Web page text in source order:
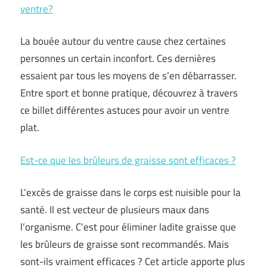
ventre?
La bouée autour du ventre cause chez certaines
personnes un certain inconfort. Ces dernières
essaient par tous les moyens de s’en débarrasser.
Entre sport et bonne pratique, découvrez à travers
ce billet différentes astuces pour avoir un ventre
plat.
Est-ce que les brûleurs de graisse sont efficaces ?
L’excès de graisse dans le corps est nuisible pour la
santé. Il est vecteur de plusieurs maux dans
l’organisme. C’est pour éliminer ladite graisse que
les brûleurs de graisse sont recommandés. Mais
sont-ils vraiment efficaces ? Cet article apporte plus